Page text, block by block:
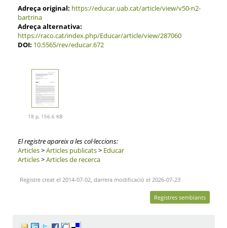
Adreça original: https://educar.uab.cat/article/view/v50-n2-
bartrina
Adreça alternativa:
https://raco.cat/index.php/Educar/article/view/287060
DOI: 10.5565/rev/educar.672
18 p, 156.6 KB
El registre apareix a les col·leccions:
Articles>Articles publicats> Educar
Articles>Articles de recerca
Registre creat el 2014-07-02, darrera modificació el 2026-07-23
Registres semblants